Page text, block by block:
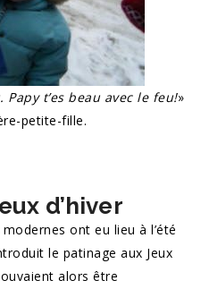
Papy t’es beau avec le feu!»
petite-fille.
d’hiver
ont eu lieu à l’été
le patinage aux Jeux
alors être